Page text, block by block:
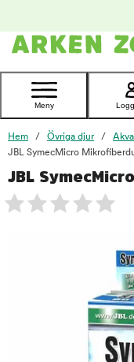
Kontakta
Meny
Hem Övriga djur
JBL SymecMicro
JBL
foo